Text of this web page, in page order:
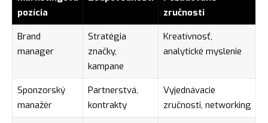
pozícia
zručnosti
Brand
manager
Stratégia
značky,
kampane
Kreatívnosť,
analytické myslenie
Sponzorský
manažér
Partnerstvá,
kontrakty
Vyjednávacie
zručnosti, networking